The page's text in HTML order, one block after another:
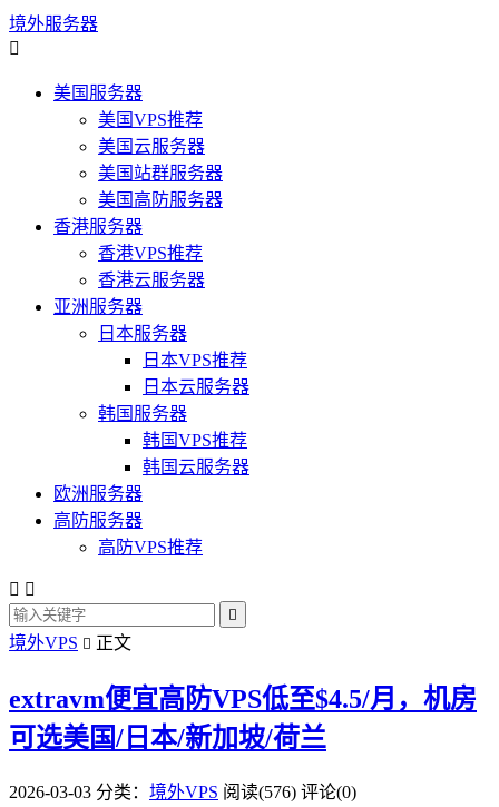
境外服务器

美国服务器
美国VPS推荐
美国云服务器
美国站群服务器
美国高防服务器
香港服务器
香港VPS推荐
香港云服务器
亚洲服务器
日本服务器
日本VPS推荐
日本云服务器
韩国服务器
韩国VPS推荐
韩国云服务器
欧洲服务器
高防服务器
高防VPS推荐
 

境外VPS  正文
extravm便宜高防VPS低至$4.5/月，机房
可选美国/日本/新加坡/荷兰
2026-03-03 分类： 境外VPS 阅读(576) 评论(0)